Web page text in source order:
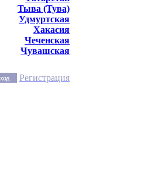
Тыва (Тува)
Удмуртская
Хакасия
Чеченская
Чувашская
Регистрация